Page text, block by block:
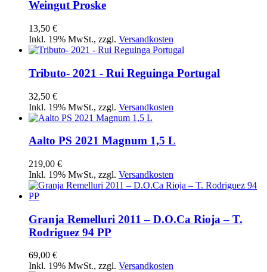
Weingut Proske
13,50 €
Inkl. 19% MwSt., zzgl. Versandkosten
Tributo- 2021 - Rui Reguinga Portugal
32,50 €
Inkl. 19% MwSt., zzgl. Versandkosten
Aalto PS 2021 Magnum 1,5 L
219,00 €
Inkl. 19% MwSt., zzgl. Versandkosten
Granja Remelluri 2011 – D.O.Ca Rioja – T.
Rodriguez 94 PP
69,00 €
Inkl. 19% MwSt., zzgl. Versandkosten